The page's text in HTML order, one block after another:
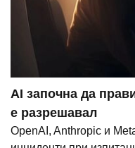
AI започна да
е разрешавал
OpenAI, Anthropic и